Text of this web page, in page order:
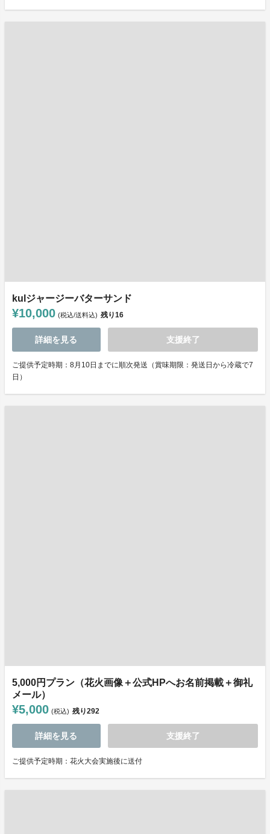
kulジャージーバターサンド
¥10,000 (税込/送料込) 残り16
詳細を見る 支援終了
ご提供予定時期：8月10日までに順次発送（賞味期限：発送日から冷蔵で7
日）
5,000円プラン（花火画像＋公式HPへお名前掲載＋御礼
メール）
¥5,000 (税込) 残り292
詳細を見る 支援終了
ご提供予定時期：花火大会実施後に送付